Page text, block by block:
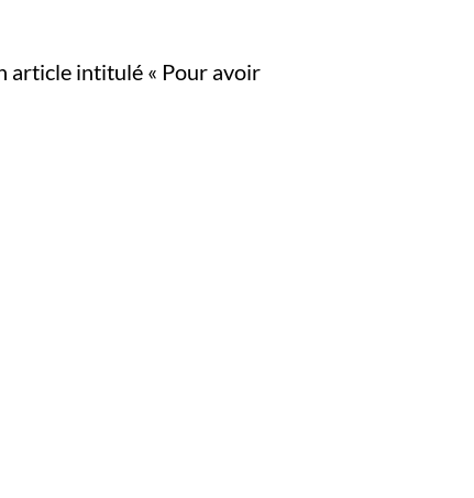
article intitulé « Pour avoir